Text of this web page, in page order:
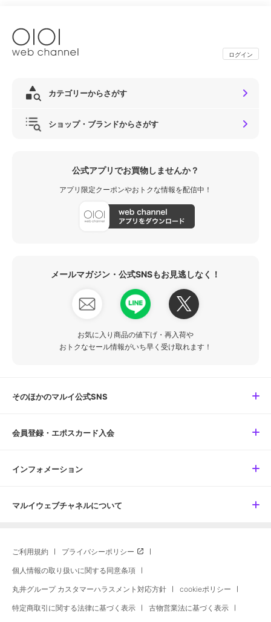
ログイン
カテゴリーからさがす
ショップ・ブランドからさがす
公式アプリでお買物しませんか？
アプリ限定クーポンやおトクな情報を配信中！
メールマガジン・公式SNSもお見逃しなく！
お気に入り商品の値下げ・再入荷や
おトクなセール情報がいち早く受け取れます！
そのほかのマルイ公式SNS
会員登録・エポスカード入会
インフォメーション
マルイウェブチャネルについて
ご利用規約 プライバシーポリシー
個人情報の取り扱いに関する同意条項
丸井グループ カスタマーハラスメント対応方針 cookieポリシー
特定商取引に関する法律に基づく表示 古物営業法に基づく表示